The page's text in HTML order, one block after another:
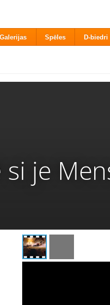
Galerijas Spēles D-biedri
si je